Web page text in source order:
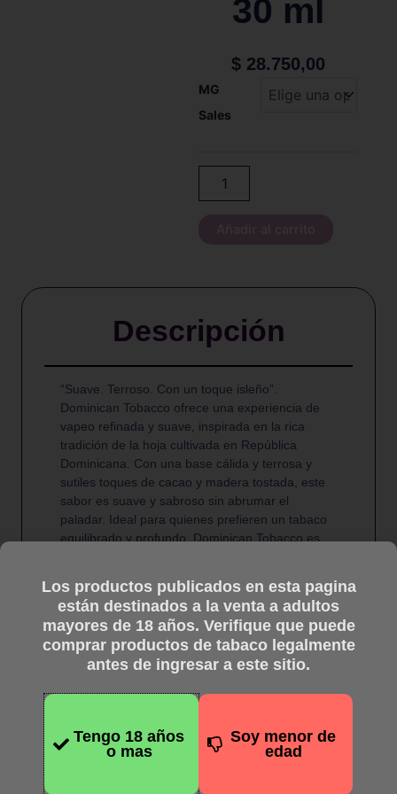
30 ml
$28.750,00
MG
Sales
Kings
-
Descripción
“Suave. Terroso. Con un toque isleño”.
Dominican Tobacco ofrece una experiencia de
vapeo refinada y suave, inspirada en la rica
tradición de la hoja cultivada en República
Dominicana. Con una base cálida y terrosa y
sutiles toques de cacao y madera tostada, este
sabor es suave y sabroso sin abrumar el
paladar. Ideal para quienes prefieren un tabaco
equilibrado y profundo, Dominican Tobacco es
Productos
Los productos publicados en esta pagina
están destinados a la venta a adultos
mayores de 18 años. Verifique que puede
comprar productos de tabaco legalmente
antes de ingresar a este sitio.
Tengo 18 años
o mas
Soy menor de
edad